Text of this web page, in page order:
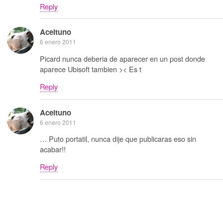
Reply
Aceituno
6 enero 2011
Picard nunca deberia de aparecer en un post donde
aparece Ubisoft tambien >< Es t
Reply
Aceituno
6 enero 2011
… Puto portatil, nunca dije que publicaras eso sin
acabar!!
Reply